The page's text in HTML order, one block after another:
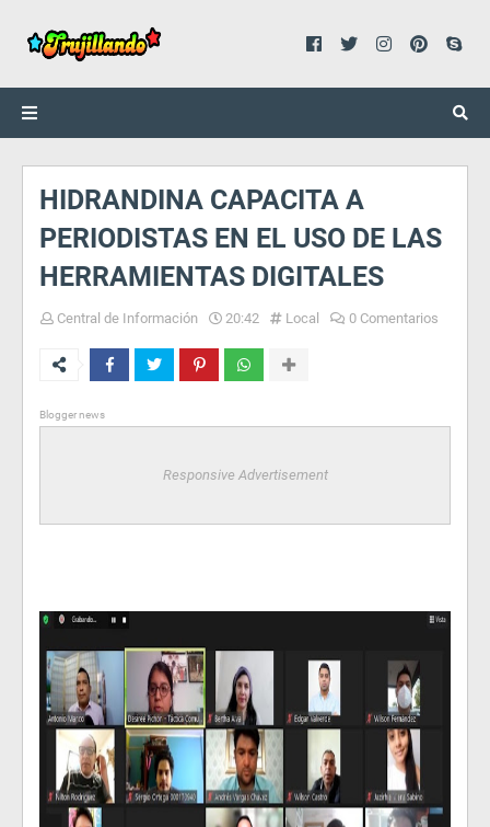
HIDRANDINA CAPACITA A
PERIODISTAS EN EL USO DE LAS
HERRAMIENTAS DIGITALES
Central de Información 20:42 Local 0 Comentarios
Blogger news
Responsive Advertisement